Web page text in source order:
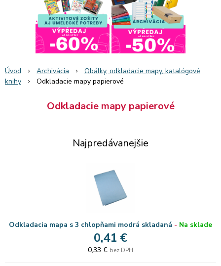
Úvod Archivácia
Obálky, odkladacie mapy, katalógové
knihy
Odkladacie mapy papierové
Odkladacie mapy papierové
Najpredávanejšie
Odkladacia mapa s 3 chlopňami modrá skladaná - Na sklade
0,41 €
0,33 € bez DPH